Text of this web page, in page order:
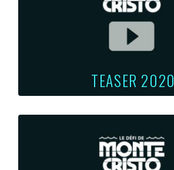
TEASER 2020